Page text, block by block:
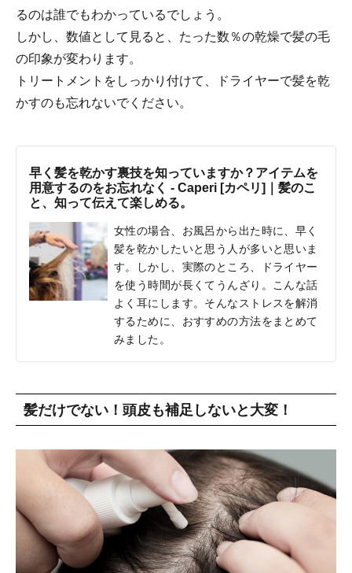
るのは誰でもわかっているでしょう。
しかし、数値として見ると、たった数％の乾燥で髪の毛
の印象が変わります。
トリートメントをしっかり付けて、ドライヤーで髪を乾
かすのも忘れないでください。
早く髪を乾かす裏技を知っていますか？アイテムを
用意するのをお忘れなく - Caperi [カペリ]｜髪のこ
と、知って伝えて楽しめる。
女性の場合、お風呂から出た時に、早く
髪を乾かしたいと思う人が多いと思いま
す。しかし、実際のところ、ドライヤー
を使う時間が長くてうんざり。こんな話
よく耳にします。そんなストレスを解消
するために、おすすめの方法をまとめて
みました。
髪だけでない！頭皮も補足しないと大変！